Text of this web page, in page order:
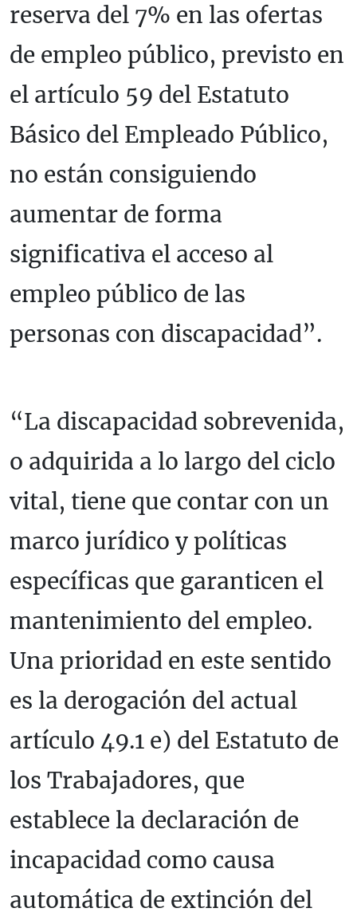
reserva del 7% en las ofertas
de empleo público, previsto en
el artículo 59 del Estatuto
Básico del Empleado Público,
no están consiguiendo
aumentar de forma
significativa el acceso al
empleo público de las
personas con discapacidad”.
“La discapacidad sobrevenida,
o adquirida a lo largo del ciclo
vital, tiene que contar con un
marco jurídico y políticas
específicas que garanticen el
mantenimiento del empleo.
Una prioridad en este sentido
es la derogación del actual
artículo 49.1 e) del Estatuto de
los Trabajadores, que
establece la declaración de
incapacidad como causa
automática de extinción del